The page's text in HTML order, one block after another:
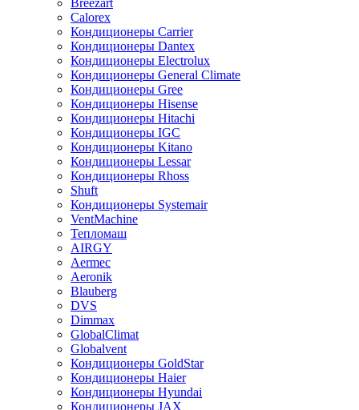
Breezart
Calorex
Кондиционеры Carrier
Кондиционеры Dantex
Кондиционеры Electrolux
Кондиционеры General Climate
Кондиционеры Gree
Кондиционеры Hisense
Кондиционеры Hitachi
Кондиционеры IGC
Кондиционеры Kitano
Кондиционеры Lessar
Кондиционеры Rhoss
Shuft
Кондиционеры Systemair
VentMachine
Тепломаш
AIRGY
Aermec
Aeronik
Blauberg
DVS
Dimmax
GlobalClimat
Globalvent
Кондиционеры GoldStar
Кондиционеры Haier
Кондиционеры Hyundai
Кондиционеры JAX